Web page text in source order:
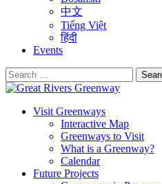
中文
Tiếng Việt
हिंदी
Events
Search
for:
Visit Greenways
Interactive Map
Greenways to Visit
What is a Greenway?
Calendar
Future Projects